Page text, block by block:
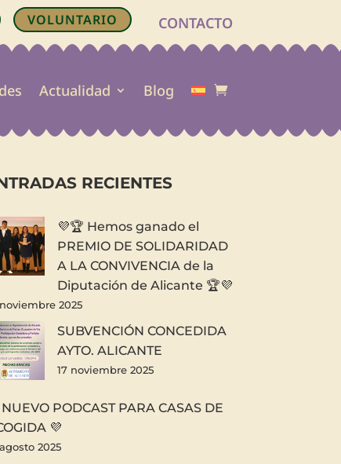
VOLUNTARIO CONTACTO
Actualidad Blog
RECIENTES
💜🏆 Hemos ganado el
PREMIO DE SOLIDARIDAD
A LA CONVIVENCIA de la
Diputación de Alicante 🏆💜
2025
SUBVENCIÓN CONCEDIDA
AYTO. ALICANTE
17 noviembre 2025
NUEVO PODCAST PARA CASAS DE
💜
2025